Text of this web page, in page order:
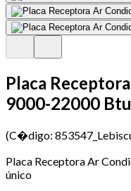
Placa
9000-22000
(C�digo:
Placa Receptora Ar
único